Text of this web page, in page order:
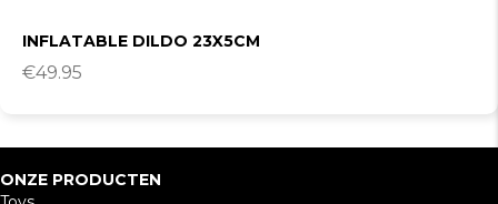
INFLATABLE DILDO 23X5CM
€49.95
ONZE PRODUCTEN